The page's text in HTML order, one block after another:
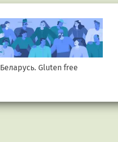
Беларусь. Gluten free